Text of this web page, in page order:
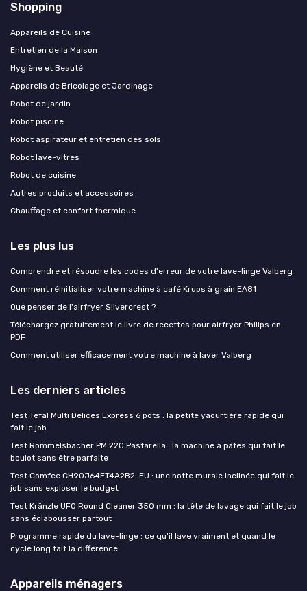
Shopping
Appareils de Cuisine
Entretien de la Maison
Hygiène et Beauté
Appareils de Bricolage et Jardinage
Robot de jardin
Robot piscine
Robot aspirateur et entretien des sols
Robot lave-vitres
Robot de cuisine
Autres produits et accessoires
Chauffage et confort thermique
Les plus lus
Comprendre et résoudre les codes d'erreur de votre lave-linge Valberg
Comment réinitialiser votre machine à café Krups à grain EA81
Que penser de l'airfryer Silvercrest ?
Téléchargez gratuitement le livre de recettes pour airfryer Philips en
PDF
Comment utiliser efficacement votre machine à laver Valberg
Les derniers articles
Test Tefal Multi Delices Express 6 pots : la petite yaourtière rapide qui
fait le job
Test Rommelsbacher PM 220 Pastarella : la machine à pâtes qui fait le
boulot sans être parfaite
Test Comfee CH90J64ET4A2B2-EU : une hotte murale inclinée qui fait le
job sans exploser le budget
Test Kränzle UFO Round Cleaner 350 mm : la tête de lavage qui fait le job
sans éclabousser partout
Programme rapide du lave-linge : ce qu'il lave vraiment et quand le
cycle long fait la différence
Appareils ménagers